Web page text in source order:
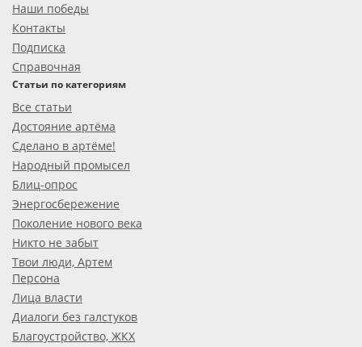
Наши победы
Контакты
Подписка
Справочная
Статьи по категориям
Все статьи
Достояние артёма
Сделано в артёме!
Народный промысел
Блиц-опрос
Энергосбережение
Поколение нового века
Никто не забыт
Твои люди, Артем
Персона
Лица власти
Диалоги без галстуков
Благоустройство, ЖКХ